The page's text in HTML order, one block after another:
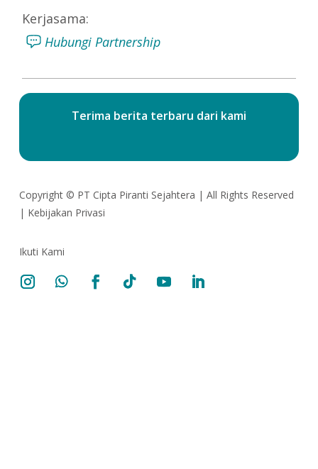
Kerjasama:
Hubungi Partnership
Terima berita terbaru dari kami
Copyright © PT Cipta Piranti Sejahtera | All Rights Reserved
| Kebijakan Privasi
Ikuti Kami